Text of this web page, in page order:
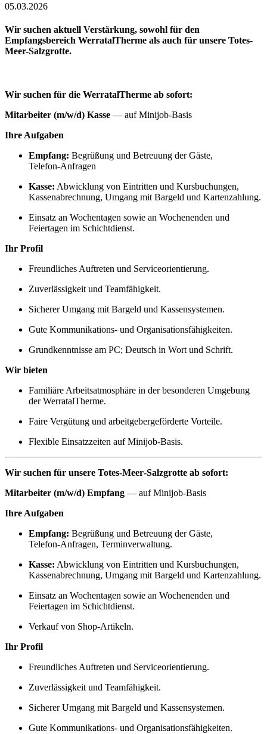
05.03.2026
Wir suchen aktuell Verstärkung, sowohl für den
Empfangsbereich WerratalTherme als auch für unsere Totes-
Meer-Salzgrotte.
Wir suchen für die WerratalTherme ab sofort:
Mitarbeiter (m/w/d) Kasse — auf Minijob‑Basis
Ihre Aufgaben
Empfang: Begrüßung und Betreuung der Gäste,
Telefon‑Anfragen
Kasse: Abwicklung von Eintritten und Kursbuchungen,
Kassenabrechnung, Umgang mit Bargeld und Kartenzahlung.
Einsatz an Wochentagen sowie an Wochenenden und
Feiertagen im Schichtdienst.
Ihr Profil
Freundliches Auftreten und Serviceorientierung.
Zuverlässigkeit und Teamfähigkeit.
Sicherer Umgang mit Bargeld und Kassensystemen.
Gute Kommunikations‑ und Organisationsfähigkeiten.
Grundkenntnisse am PC; Deutsch in Wort und Schrift.
Wir bieten
Familiäre Arbeitsatmosphäre in der besonderen Umgebung
der WerratalTherme.
Faire Vergütung und arbeitgebergeförderte Vorteile.
Flexible Einsatzzeiten auf Minijob‑Basis.
Wir suchen für unsere Totes‑Meer‑Salzgrotte ab sofort:
Mitarbeiter (m/w/d) Empfang — auf Minijob‑Basis
Ihre Aufgaben
Empfang: Begrüßung und Betreuung der Gäste,
Telefon‑Anfragen, Terminverwaltung.
Kasse: Abwicklung von Eintritten und Kursbuchungen,
Kassenabrechnung, Umgang mit Bargeld und Kartenzahlung.
Einsatz an Wochentagen sowie an Wochenenden und
Feiertagen im Schichtdienst.
Verkauf von Shop-Artikeln.
Ihr Profil
Freundliches Auftreten und Serviceorientierung.
Zuverlässigkeit und Teamfähigkeit.
Sicherer Umgang mit Bargeld und Kassensystemen.
Gute Kommunikations‑ und Organisationsfähigkeiten.